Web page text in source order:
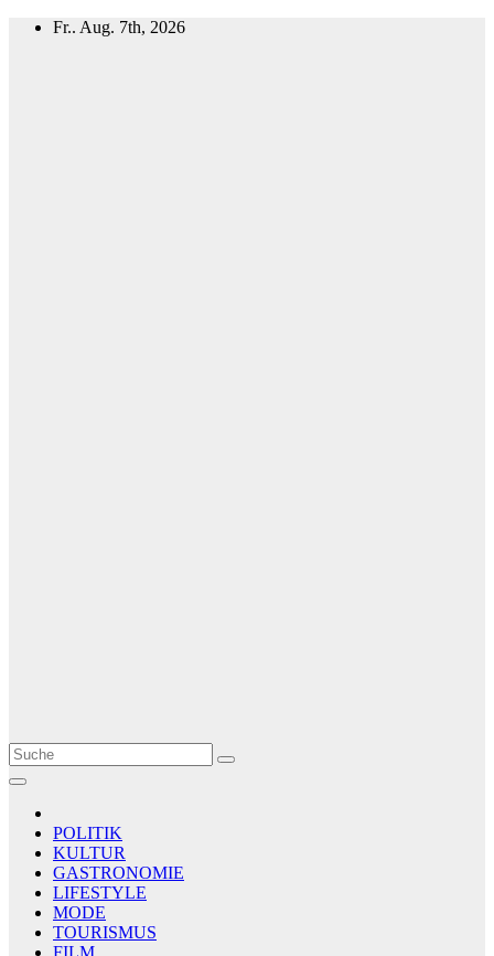
Zum
Fr.. Aug. 7th, 2026
Le Matin
AGENCE DE PRESSE
POLITIK
KULTUR
GASTRONOMIE
LIFESTYLE
MODE
TOURISMUS
FILM